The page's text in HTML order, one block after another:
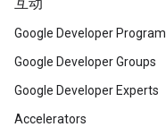
互动
Google Developer Program
Google Developer Groups
Google Developer Experts
Accelerators